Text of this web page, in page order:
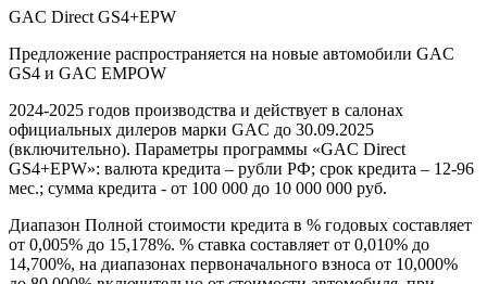
GAC Direct GS4+EPW
Предложение распространяется на новые автомобили GAC
GS4 и GAC EMPOW
2024-2025 годов производства и действует в салонах
официальных дилеров марки GAC до 30.09.2025
(включительно). Параметры программы «GAC Direct
GS4+EPW»: валюта кредита – рубли РФ; срок кредита – 12-96
мес.; сумма кредита - от 100 000 до 10 000 000 руб.
Диапазон Полной стоимости кредита в % годовых составляет
от 0,005% до 15,178%. % ставка составляет от 0,010% до
14,700%, на диапазонах первоначального взноса от 10,000%